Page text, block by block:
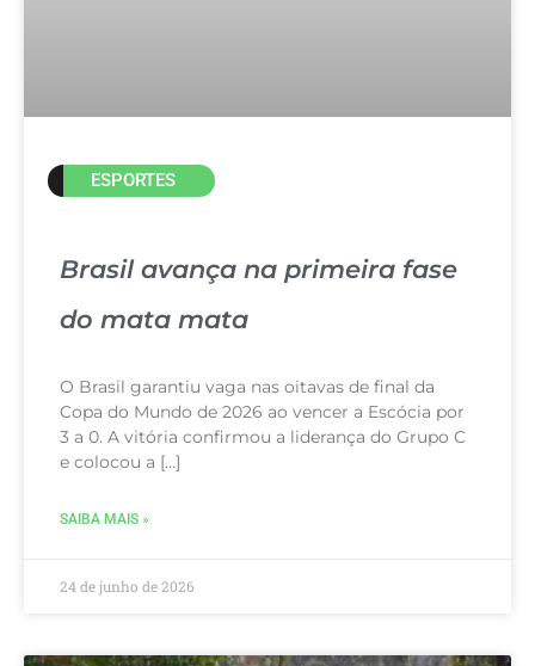
ESPORTES
Brasil avança na primeira fase
do mata mata
O Brasil garantiu vaga nas oitavas de final da
Copa do Mundo de 2026 ao vencer a Escócia por
3 a 0. A vitória confirmou a liderança do Grupo C
e colocou a […]
SAIBA MAIS »
24 de junho de 2026